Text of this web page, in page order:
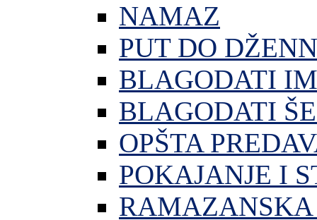
NAMAZ
PUT DO
BLAGODATI
BLAGODATI
OPŠTA
POKAJANJE I
RAMAZANSKA